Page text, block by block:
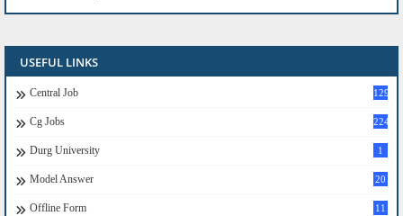
USEFUL LINKS
Central Job 129
Cg Jobs 224
Durg University 1
Model Answer 20
Offline Form 11